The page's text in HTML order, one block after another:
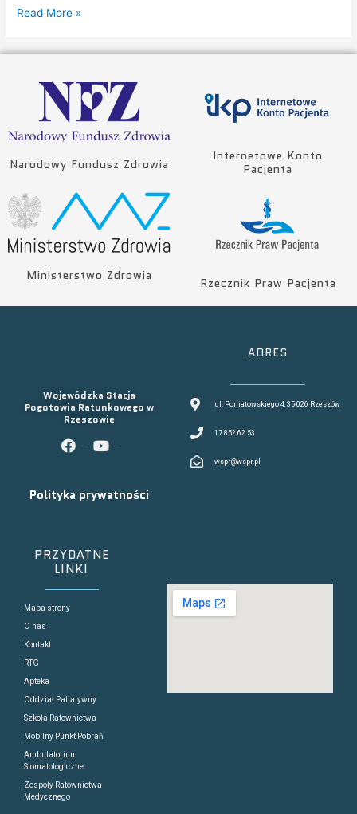
Read More »
Narodowy Fundusz Zdrowia
Internetowe Konto
Pacjenta
Ministerstwo Zdrowia
Rzecznik Praw Pacjenta
Wojewódzka Stacja
Pogotowia Ratunkowego w
Rzeszowie
Polityka prywatności
ADRES
ul. Poniatowskiego 4, 35-026 Rzeszów
17 852 62 53
wspr@wspr.pl
PRZYDATNE
LINKI
Mapa strony
O nas
Kontakt
RTG
Apteka
Oddział Paliatywny
Szkoła Ratownictwa
Mobilny Punkt Pobrań
Ambulatorium
Stomatologiczne
Zespoły Ratownictwa
Medycznego